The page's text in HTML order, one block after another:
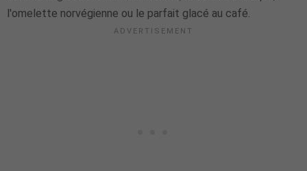
l'omelette norvégienne ou le parfait glacé au café.